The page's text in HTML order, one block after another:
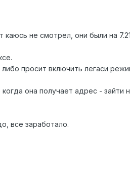
каюсь не смотрел, они были на
просит включить легаси
она получает адрес - зайти
все заработало.